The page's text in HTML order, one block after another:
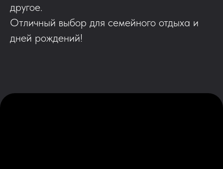
другое.
Отличный выбор для семейного отдыха и
дней рождений!